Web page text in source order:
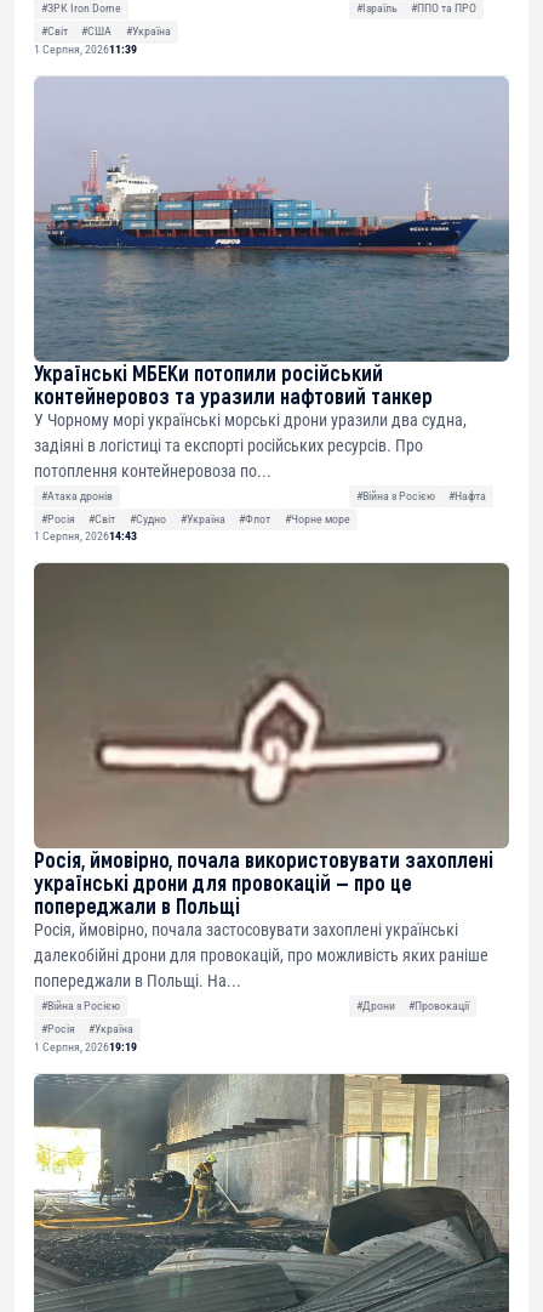
#ЗРК Iron Dome #Ізраїль
#ППО та ПРО
#Світ
#США
#Україна
1 Серпня, 202611:39
Українські МБЕКи потопили російський
контейнеровоз та уразили нафтовий танкер
У Чорному морі українські морські дрони уразили два судна,
задіяні в логістиці та експорті російських ресурсів. Про
потоплення контейнеровоза по...
#Атака дронів #Війна з Росією
#Нафта
#Росія
#Світ #Судно #Україна #Флот
#Чорне море
1 Серпня, 202614:43
Росія, ймовірно, почала використовувати захоплені
українські дрони для провокацій — про це
попереджали в Польщі
Росія, ймовірно, почала застосовувати захоплені українські
далекобійні дрони для провокацій, про можливість яких раніше
попереджали в Польщі. На...
#Війна з Росією #Дрони
#Провокації
#Росія
#Україна
1 Серпня, 202619:19